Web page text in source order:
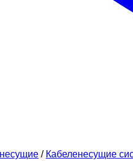
/ Кабеленесущие